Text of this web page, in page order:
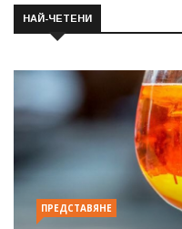
НАЙ-ЧЕТЕНИ
ПРЕДСТАВЯНЕ